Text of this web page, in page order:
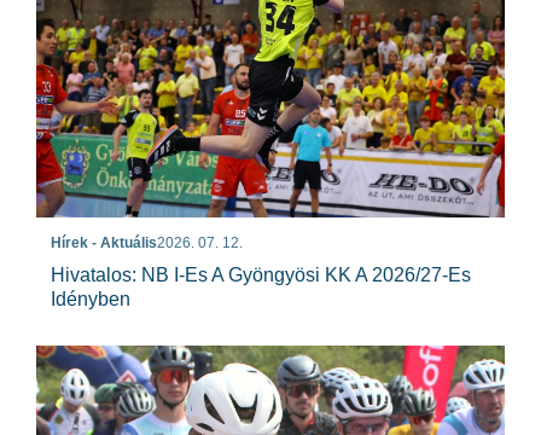
Hírek - Aktuális2026. 07. 12.
Hivatalos: NB I-Es A Gyöngyösi KK A 2026/27-Es
Idényben